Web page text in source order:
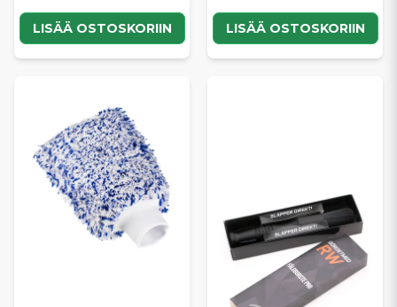
LISÄÄ OSTOSKORIIN LISÄÄ OSTOSKORIIN